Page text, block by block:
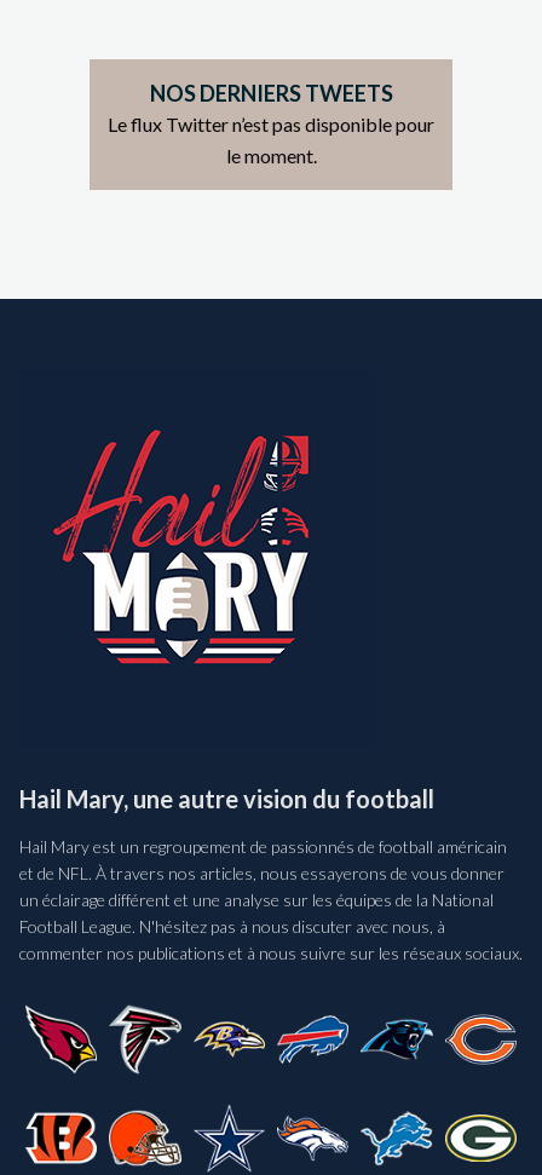
NOS DERNIERS TWEETS
Le flux Twitter n’est pas disponible pour
le moment.
Hail Mary, une autre vision du football
Hail Mary est un regroupement de passionnés de football américain
et de NFL. À travers nos articles, nous essayerons de vous donner
un éclairage différent et une analyse sur les équipes de la National
Football League. N'hésitez pas à nous discuter avec nous, à
commenter nos publications et à nous suivre sur les réseaux sociaux.